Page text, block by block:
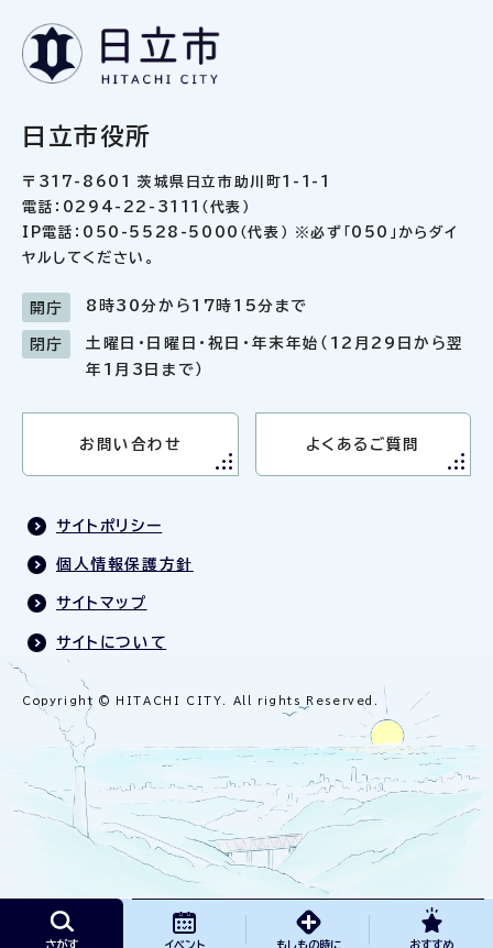
さがす イベント もしもの時に おすすめ
日立市役所
〒317-8601 茨城県日立市助川町1-1-1
電話：0294-22-3111（代表）
IP電話：050-5528-5000（代表） ※必ず「050」からダイ
ヤルしてください。
開庁 8時30分から17時15分まで
閉庁
土曜日・日曜日・祝日・年末年始（12月29日から翌
年1月3日まで）
お問い合わせ よくあるご質問
サイトポリシー
個人情報保護方針
サイトマップ
サイトについて
Copyright © HITACHI CITY. All rights Reserved.